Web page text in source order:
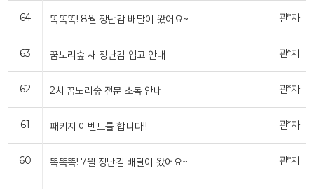
64 똑똑똑! 8월 장난감 배달이 왔어요~ 관*자
63 꿈노리숲 새 장난감 입고 안내 관*자
62 2차 꿈노리숲 전문 소독 안내 관*자
61 패키지 이벤트를 합니다!! 관*자
60 똑똑똑! 7월 장난감 배달이 왔어요~ 관*자